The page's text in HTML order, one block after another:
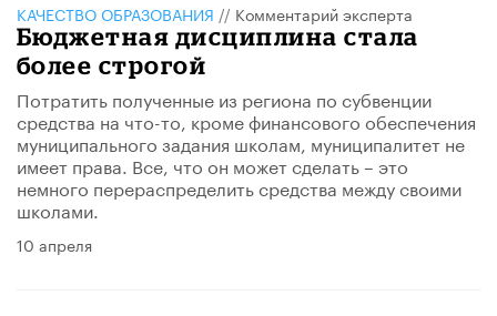
КАЧЕСТВО ОБРАЗОВАНИЯ // Комментарий эксперта
Бюджетная дисциплина стала
более строгой
Потратить полученные из региона по субвенции
средства на что-то, кроме финансового обеспечения
муниципального задания школам, муниципалитет не
имеет права. Все, что он может сделать – это
немного перераспределить средства между своими
школами.
10 апреля